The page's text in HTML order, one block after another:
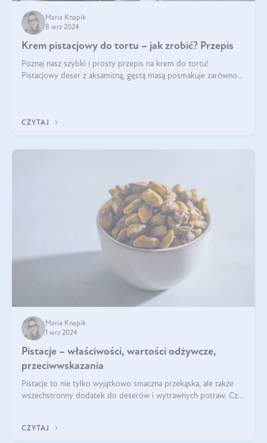
Maria Knapik
8 wrz 2024
Krem pistacjowy do tortu – jak zrobić? Przepis
Poznaj nasz szybki i prosty przepis na krem do tortu!
Pistacjowy deser z aksamitną, gęstą masą posmakuje zarówno
CZYTAJ
Maria Knapik
1 wrz 2024
Pistacje – właściwości, wartości odżywcze,
przeciwwskazania
Pistacje to nie tylko wyjątkowo smaczna przekąska, ale także
wszechstronny dodatek do deserów i wytrawnych potraw. Czy
CZYTAJ